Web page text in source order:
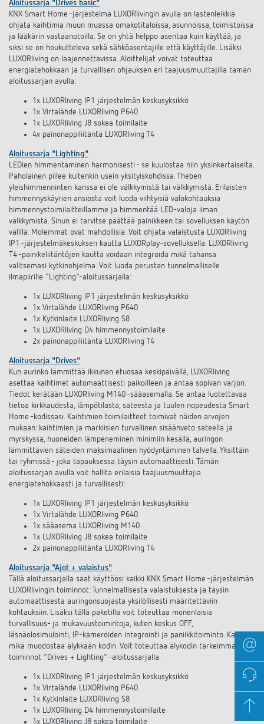
Aloitussarja "Drives basic"
KNX Smart Home -järjestelmä LUXORlivingin avulla on lastenleikkiä
ohjata kaihtimia muun muassa omakotitaloissa, asunnoissa, toimistoissa
ja lääkärin vastaanotoilla. Se on yhtä helppo asentaa kuin käyttää, ja
siksi se on houkutteleva sekä sähköasentajille että käyttäjille. Lisäksi
LUXORliving on laajennettavissa. Aloittelijat voivat toteuttaa
energiatehokkaan ja turvallisen ohjauksen eri taajuusmuuttajilla tämän
aloitussarjan avulla:
1x LUXORliving IP1 järjestelmän keskusyksikkö
1x Virtalähde LUXORliving P640
1x LUXORliving J8 sokea toimilaite
4x painonappiliitäntä LUXORliving T4
Aloitussarja "Lighting"
LEDien himmentäminen harmonisesti - se kuulostaa niin yksinkertaiselta.
Paholainen piilee kuitenkin usein yksityiskohdissa. Theben
yleishimmenninten kanssa ei ole välkkymistä tai välkkymistä. Erilaisten
himmennyskäyrien ansiosta voit luoda viihtyisiä valokohtauksia
himmennystoimilaitteillamme ja himmentää LED-valoja ilman
välkkymistä. Sinun ei tarvitse päättää painikkeen tai sovelluksen käytön
välillä: Molemmat ovat mahdollisia. Voit ohjata valaistusta LUXORliving
IP1 -järjestelmäkeskuksen kautta LUXORplay-sovelluksella. LUXORliving
T4 -painikeliitäntöjen kautta voidaan integroida mikä tahansa
valitsemasi kytkinohjelma. Voit luoda perustan tunnelmalliselle
ilmapiirille "Lighting"-aloitussarjalla:
1x LUXORliving IP1 järjestelmän keskusyksikkö
1x Virtalähde LUXORliving P640
1x Kytkinlaite LUXORliving S8
1x LUXORliving D4 himmennystoimilaite
2x painonappiliitäntä LUXORliving T4
Aloitussarja "Drives"
Kun aurinko lämmittää ikkunan etuosaa keskipäivällä, LUXORliving
asettaa kaihtimet automaattisesti paikoilleen ja antaa sopivan varjon.
Tiedot kerätään LUXORliving M140 -sääasemalla. Se antaa luotettavaa
tietoa kirkkaudesta, lämpötilasta, sateesta ja tuulen nopeudesta Smart
Home -kodissasi. Kaihtimien toimilaitteet toimivat näiden arvojen
mukaan: kaihtimien ja markiisien turvallinen sisäänveto sateella ja
myrskyssä, huoneiden lämpeneminen minimiin kesällä, auringon
lämmittävien säteiden maksimaalinen hyödyntäminen talvella. Yksittäin
tai ryhmissä - joka tapauksessa täysin automaattisesti. Tämän
aloitussarjan avulla voit hallita erilaisia taajuusmuuttajia
energiatehokkaasti ja turvallisesti:
1x LUXORliving IP1 järjestelmän keskusyksikkö
1x Virtalähde LUXORliving P640
1x sääasema LUXORliving M140
1x LUXORliving J8 sokea toimilaite
2x painonappiliitäntä LUXORliving T4
Aloitussarja "Ajot + valaistus"
Tällä aloitussarjalla saat käyttöösi kaikki KNX Smart Home -järjestelmän
LUXORlivingin toiminnot: Tunnelmallisesta valaistuksesta ja täysin
automaattisesta auringonsuojasta yksilöllisesti määritettäviin
kohtauksiin. Lisäksi tällä paketilla voit toteuttaa monenlaisia
turvallisuus- ja mukavuustoimintoja, kuten keskus OFF,
läsnäolosimulointi, IP-kameroiden integrointi ja paniikkitoiminto. Kaikki,
mikä muodostaa älykkään kodin. Voit toteuttaa älykodin tärkeimmät
toiminnot "Drives + Lighting" -aloitussarjalla.
1x LUXORliving IP1 järjestelmän keskusyksikkö
1x Virtalähde LUXORliving P640
1x Kytkinlaite LUXORliving S8
1x LUXORliving D4 himmennystoimilaite
1x LUXORliving J8 sokea toimilaite